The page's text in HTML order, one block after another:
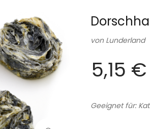
von Lunderland
5,15 €
Geeignet für: